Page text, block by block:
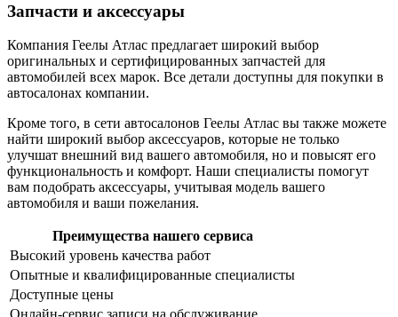
Запчасти и аксессуары
Компания Геелы Атлас предлагает широкий выбор
оригинальных и сертифицированных запчастей для
автомобилей всех марок. Все детали доступны для покупки в
автосалонах компании.
Кроме того, в сети автосалонов Геелы Атлас вы также можете
найти широкий выбор аксессуаров, которые не только
улучшат внешний вид вашего автомобиля, но и повысят его
функциональность и комфорт. Наши специалисты помогут
вам подобрать аксессуары, учитывая модель вашего
автомобиля и ваши пожелания.
Преимущества нашего сервиса
Высокий уровень качества работ
Опытные и квалифицированные специалисты
Доступные цены